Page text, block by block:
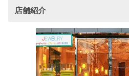
店舗紹介